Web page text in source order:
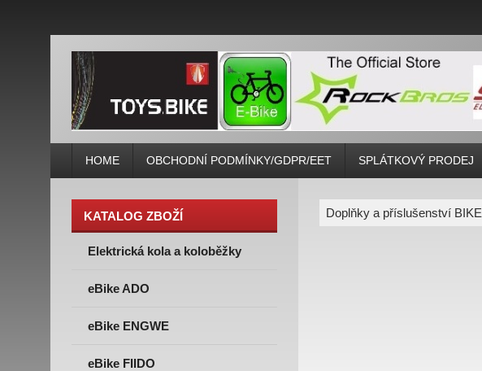
HOME OBCHODNÍ PODMÍNKY/GDPR/EET SPLÁTKOVÝ PRODEJ
KATALOG ZBOŽÍ
Elektrická kola a koloběžky
eBike ADO
eBike ENGWE
eBike FIIDO
Doplňky a příslušenství BIKE